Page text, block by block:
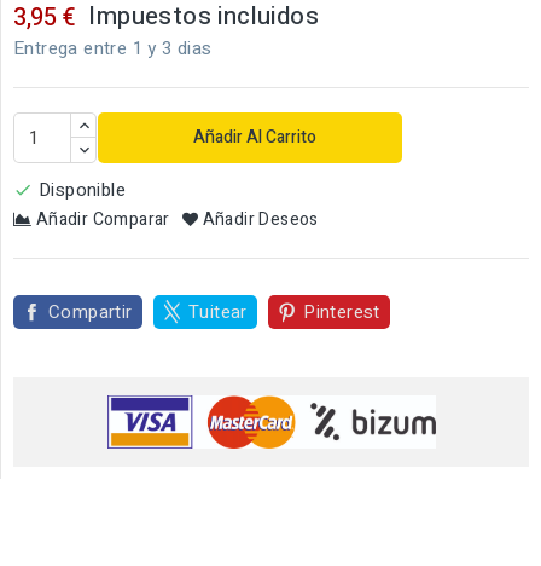
3,95 € Impuestos incluidos
Entrega entre 1 y 3 dias
Añadir Al Carrito
 Disponible
Añadir Comparar Añadir Deseos
Compartir Tuitear Pinterest